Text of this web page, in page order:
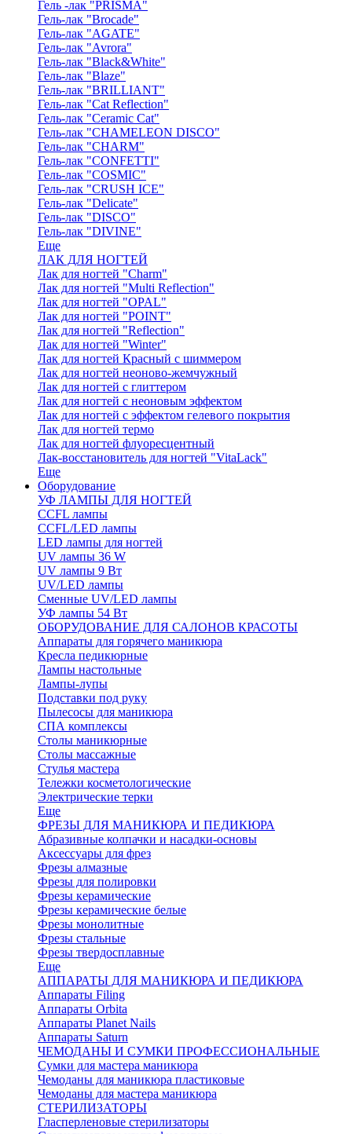
Гель -лак "PRISMA"
Гель-лак "Brocade"
Гель-лак "AGATE"
Гель-лак "Avrora"
Гель-лак "Black&White"
Гель-лак "Blaze"
Гель-лак "BRILLIANT"
Гель-лак "Cat Reflection"
Гель-лак "Ceramic Cat"
Гель-лак "CHAMELEON DISCO"
Гель-лак "CHARM"
Гель-лак "CONFETTI"
Гель-лак "COSMIC"
Гель-лак "CRUSH ICE"
Гель-лак "Delicate"
Гель-лак "DISCO"
Гель-лак "DIVINE"
Еще
ЛАК ДЛЯ НОГТЕЙ
Лак для ногтей "Charm"
Лак для ногтей "Multi Reflection"
Лак для ногтей "OPAL"
Лак для ногтей "POINT"
Лак для ногтей "Reflection"
Лак для ногтей "Winter"
Лак для ногтей Красный с шиммером
Лак для ногтей неоново-жемчужный
Лак для ногтей с глиттером
Лак для ногтей с неоновым эффектом
Лак для ногтей с эффектом гелевого покрытия
Лак для ногтей термо
Лак для ногтей флуоресцентный
Лак-восстановитель для ногтей "VitaLack"
Еще
Оборудование
УФ ЛАМПЫ ДЛЯ НОГТЕЙ
CCFL лампы
CCFL/LED лампы
LED лампы для ногтей
UV лампы 36 W
UV лампы 9 Вт
UV/LED лампы
Сменные UV/LED лампы
УФ лампы 54 Вт
ОБОРУДОВАНИЕ ДЛЯ САЛОНОВ КРАСОТЫ
Аппараты для горячего маникюра
Кресла педикюрные
Лампы настольные
Лампы-лупы
Подставки под руку
Пылесосы для маникюра
СПА комплексы
Столы маникюрные
Столы массажные
Стулья мастера
Тележки косметологические
Электрические терки
Еще
ФРЕЗЫ ДЛЯ МАНИКЮРА И ПЕДИКЮРА
Абразивные колпачки и насадки-основы
Аксессуары для фрез
Фрезы алмазные
Фрезы для полировки
Фрезы керамические
Фрезы керамические белые
Фрезы монолитные
Фрезы стальные
Фрезы твердосплавные
Еще
АППАРАТЫ ДЛЯ МАНИКЮРА И ПЕДИКЮРА
Аппараты Filing
Аппараты Orbita
Аппараты Planet Nails
Аппараты Saturn
ЧЕМОДАНЫ И СУМКИ ПРОФЕССИОНАЛЬНЫЕ
Сумки для мастера маникюра
Чемоданы для маникюра пластиковые
Чемоданы для мастера маникюра
СТЕРИЛИЗАТОРЫ
Гласперленовые стерилизаторы